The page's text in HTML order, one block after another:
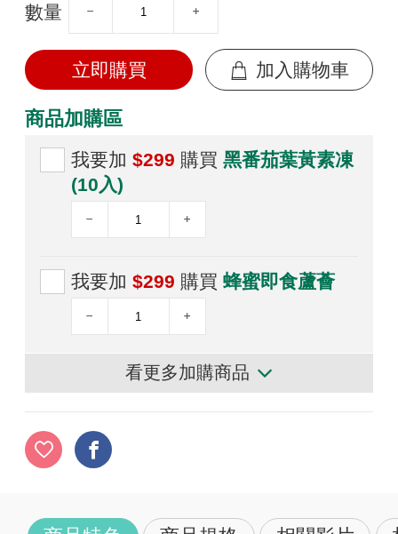
數量
立即購買 加入購物車
商品加購區
我要加 $299 購買 黑番茄葉黃素凍
(10入)
我要加 $299 購買 蜂蜜即食蘆薈
看更多加購商品